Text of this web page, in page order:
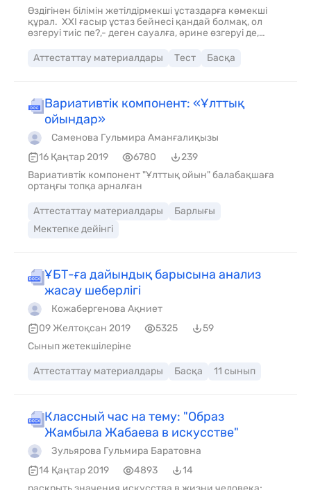
Өздігінен білімін жетілдірмекші ұстаздарға көмекші
құрал. ХХІ ғасыр ұстаз бейнесі қандай болмақ, ол
өзгеруі тиіс пе?,- деген сауалға, әрине өзгеруі де,
ұстаз да жан-жақты дамуы қажет. Еліміздің көркеюі,
білімді азаматтардың биік шыңына қол жетуіне бағыт
Аттестаттау материалдары Тест Басқа
Вариативтік компонент: «Ұлттық
ойындар»
Саменова Гульмира Аманғалиқызы
16 Қаңтар 2019
6780
239
Вариативтік компонент "Ұлттық ойын" балабақшаға
ортаңғы топқа арналған
Аттестаттау материалдары
Барлығы
Мектепке дейінгі
ҰБТ-ға дайындық барысына анализ
жасау шеберлігі
Кожабергенова Ақниет
09 Желтоқсан 2019
5325
59
Сынып жетекшілеріне
Аттестаттау материалдары Басқа 11 сынып
Классный час на тему: "Образ
Жамбыла Жабаева в искусстве"
Зульярова Гульмира Баратовна
14 Қаңтар 2019
4893
14